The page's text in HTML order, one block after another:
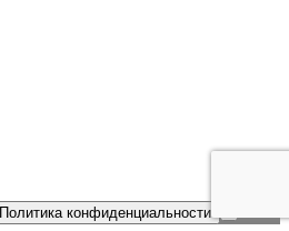
Политика конфиденциальности